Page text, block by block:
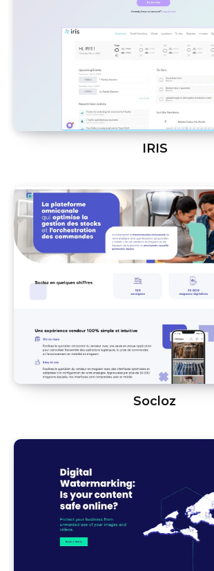
IRIS
Socloz